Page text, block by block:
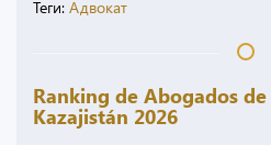
Теги: Адвокат
Ranking de Abogados
Kazajistán 2026